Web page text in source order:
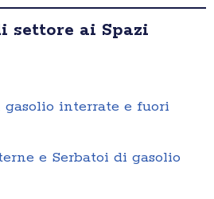
settore ai Spazi
interrate e fuori
e Serbatoi di gasolio